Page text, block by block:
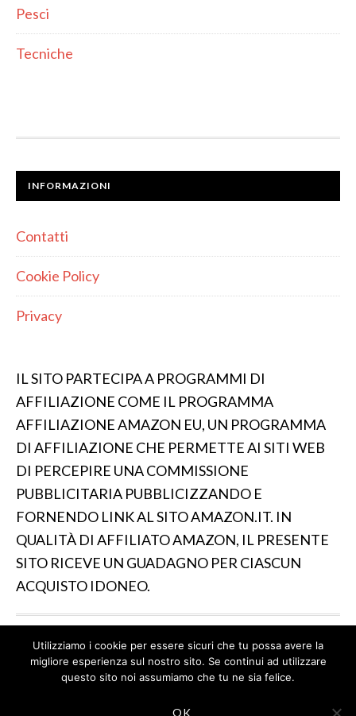
Pesci
Tecniche
INFORMAZIONI
Contatti
Cookie Policy
Privacy
IL SITO PARTECIPA A PROGRAMMI DI
AFFILIAZIONE COME IL PROGRAMMA
AFFILIAZIONE AMAZON EU, UN PROGRAMMA
DI AFFILIAZIONE CHE PERMETTE AI SITI WEB
DI PERCEPIRE UNA COMMISSIONE
PUBBLICITARIA PUBBLICIZZANDO E
FORNENDO LINK AL SITO AMAZON.IT. IN
QUALITÀ DI AFFILIATO AMAZON, IL PRESENTE
SITO RICEVE UN GUADAGNO PER CIASCUN
ACQUISTO IDONEO.
IL SITO PARTECIPA A PROGRAMMI DI AFFILIAZIONE
COME IL PROGRAMMA AFFILIAZIONE AMAZON EU, UN
PROGRAMMA DI AFFILIAZIONE CHE PERMETTE AI SITI
Utilizziamo i cookie per essere sicuri che tu possa avere la
migliore esperienza sul nostro sito. Se continui ad utilizzare
questo sito noi assumiamo che tu ne sia felice.
OK